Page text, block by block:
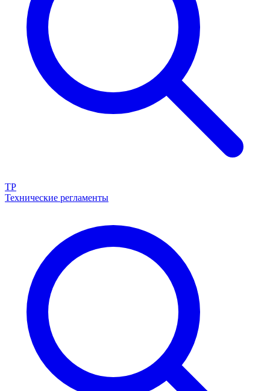
ТР
Технические регламенты